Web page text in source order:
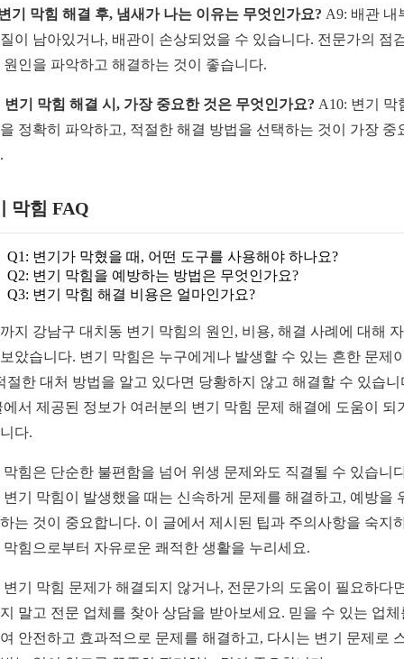
기 막힘 해결 후, 냄새가 나는 이유는 무엇인가요? A9: 배관 내
이 남아있거나, 배관이 손상되었을 수 있습니다. 전문가의 점
원인을 파악하고 해결하는 것이 좋습니다.
변기 막힘 해결 시, 가장 중요한 것은 무엇인가요? A10: 변기 막
정확히 파악하고, 적절한 해결 방법을 선택하는 것이 가장 중
막힘 FAQ
Q1: 변기가 막혔을 때, 어떤 도구를 사용해야 하나요?
Q2: 변기 막힘을 예방하는 방법은 무엇인가요?
Q3: 변기 막힘 해결 비용은 얼마인가요?
지 강남구 대치동 변기 막힘의 원인, 비용, 해결 사례에 대해
았습니다. 변기 막힘은 누구에게나 발생할 수 있는 흔한 문제
절한 대처 방법을 알고 있다면 당황하지 않고 해결할 수 있습니
에서 제공된 정보가 여러분의 변기 막힘 문제 해결에 도움이 되
다.
막힘은 단순한 불편함을 넘어 위생 문제와도 직결될 수 있습니
변기 막힘이 발생했을 때는 신속하게 문제를 해결하고, 예방을
는 것이 중요합니다. 이 글에서 제시된 팁과 주의사항을 숙지
막힘으로부터 자유로운 쾌적한 생활을 누리세요.
변기 막힘 문제가 해결되지 않거나, 전문가의 도움이 필요하다
말고 전문 업체를 찾아 상담을 받아보세요. 믿을 수 있는 업체
안전하고 효과적으로 문제를 해결하고, 다시는 변기 문제로